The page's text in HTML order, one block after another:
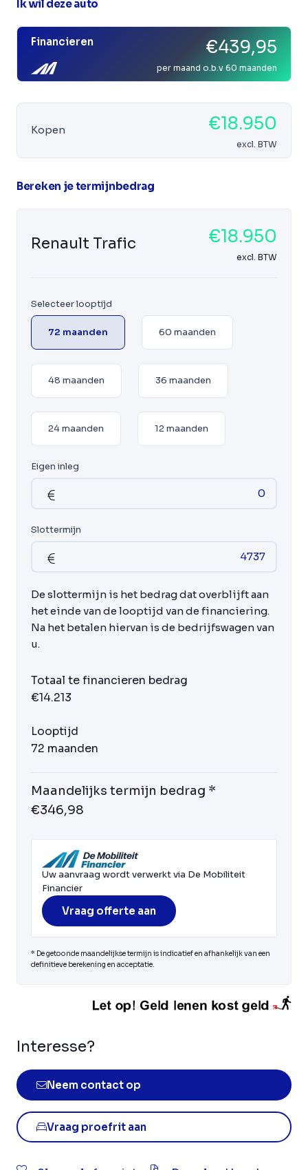
Ik wil deze auto
Financieren €439,95
per maand o.b.v 60 maanden
Kopen €18.950
excl. BTW
Bereken je termijnbedrag
Renault Trafic €18.950
excl. BTW
Selecteer looptijd
72 maanden 60 maanden
48 maanden 36 maanden
24 maanden 12 maanden
Eigen inleg
Slottermijn
De slottermijn is het bedrag dat overblijft aan
het einde van de looptijd van de financiering.
Na het betalen hiervan is de bedrijfswagen van
u.
Totaal te financieren bedrag
€14.213
Looptijd
72 maanden
Maandelijks termijn bedrag *
€346,98
Uw aanvraag wordt verwerkt via De Mobiliteit
Financier
Vraag offerte aan
* De getoonde maandelijkse termijn is indicatief en afhankelijk van een
definitieve berekening en acceptatie.
Interesse?
Neem contact op
Vraag proefrit aan